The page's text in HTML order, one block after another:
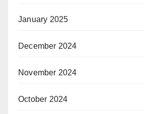
January 2025
December 2024
November 2024
October 2024